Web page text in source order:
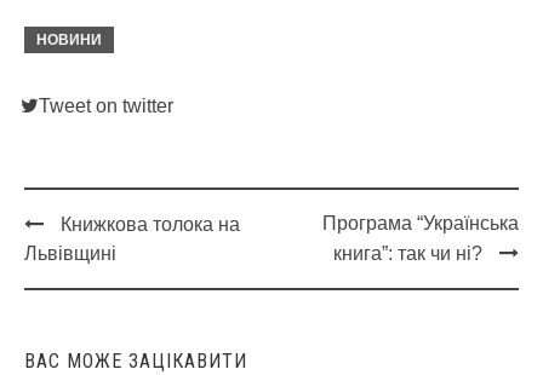
НОВИНИ
Tweet on twitter
Post
navigation
Книжкова толока на
Львівщині
Програма “Українська
книга”: так чи ні?
ВАС МОЖЕ ЗАЦІКАВИТИ